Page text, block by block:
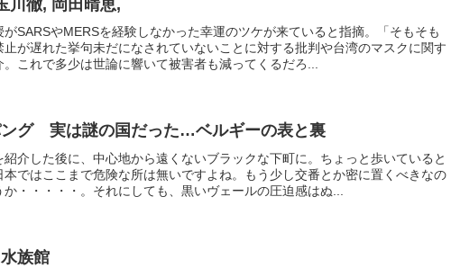
ウイルス, 玉川徹, 岡田晴恵,
がSARSやMERSを経験しなかった幸運のツケが来ていると指摘。「そもそも
止が遅れた挙句未だになされていないことに対する批判や台湾のマスクに関す
これで多少は世論に響いて被害者も減ってくるだろ...
ング 実は謎の国だった…ベルギーの表と裏
介した後に、中心地から遠くないブラックな下町に。ちょっと歩いていると
本ではここまで危険な所は無いですよね。もう少し交番とか密に置くべきなの
・・・・・。それにしても、黒いヴェールの圧迫感はぬ...
族館